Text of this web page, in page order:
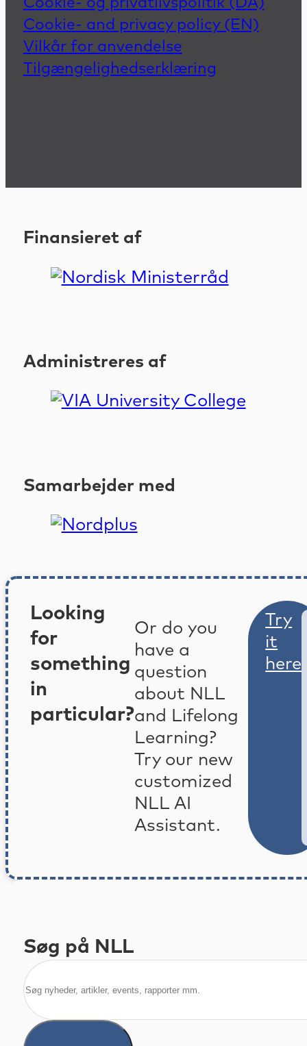
Cookie- and privacy policy (EN)
Vilkår for anvendelse
Tilgængelighedserklæring
Finansieret af
Administreres af
Samarbejder med
Looking
for
something
in
particular?
Or do you
have a
question
about NLL
and Lifelong
Learning?
Try our new
customized
NLL AI
Assistant.
Try
it
here
Søg på NLL
Søg